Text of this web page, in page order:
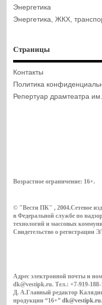
Энергетика
Энергетика, ЖКХ,
Страницы
Контакты
Политика
Репертуар драмтеатра
Возрастное ограничение: 16+.
© "Вести ПК" , 2004.Сетевое
в Федеральной службе по
технологий и массовых
Свидетельство о регистрации
Адрес электронной почты и
dk@vestipk.ru. Тел.: +7-919-
Д. А.Главный редактор
продукции “16+”dk@vestipk.ru.